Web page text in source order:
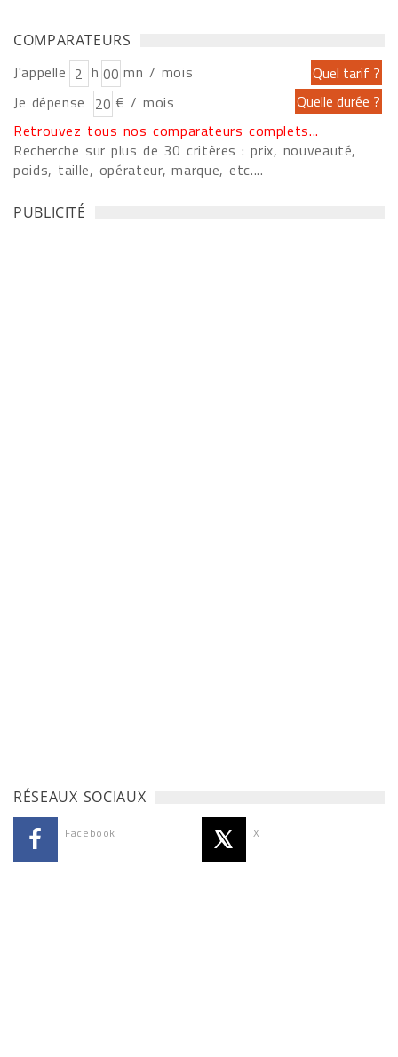
COMPARATEURS
J'appelle h
mn / mois
Je dépense
€ / mois
Retrouvez tous nos comparateurs complets...
Recherche sur plus de 30 critères : prix, nouveauté,
poids, taille, opérateur, marque, etc....
PUBLICITÉ
RÉSEAUX SOCIAUX
Facebook X